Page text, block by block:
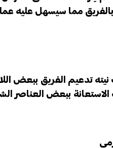
مما سيسهل عليه
تدعيم الفريق ببعض
ببعض العناصر